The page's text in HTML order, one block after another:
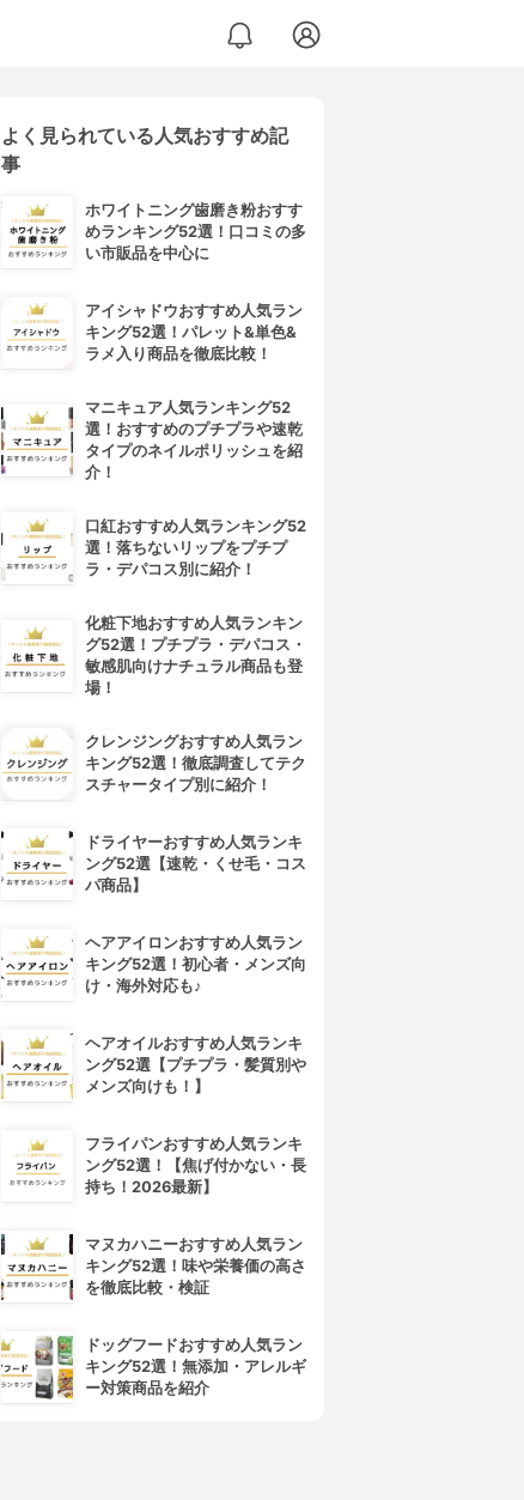
4位
よく見られている人気おすすめ記
事
ホワイトニング歯磨き粉おすす
めランキング52選！口コミの多
い市販品を中心に
アイシャドウおすすめ人気ラン
キング52選！パレット&単色&
ラメ入り商品を徹底比較！
マニキュア人気ランキング52
選！おすすめのプチプラや速乾
タイプのネイルポリッシュを紹
介！
口紅おすすめ人気ランキング52
選！落ちないリップをプチプ
ラ・デパコス別に紹介！
化粧下地おすすめ人気ランキン
グ52選！プチプラ・デパコス・
敏感肌向けナチュラル商品も登
場！
クレンジングおすすめ人気ラン
キング52選！徹底調査してテク
スチャータイプ別に紹介！
ドライヤーおすすめ人気ランキ
ング52選【速乾・くせ毛・コス
パ商品】
ヘアアイロンおすすめ人気ラン
キング52選！初心者・メンズ向
け・海外対応も♪
ヘアオイルおすすめ人気ランキ
ング52選【プチプラ・髪質別や
メンズ向けも！】
フライパンおすすめ人気ランキ
ング52選！【焦げ付かない・長
持ち！2026最新】
マヌカハニーおすすめ人気ラン
キング52選！味や栄養価の高さ
を徹底比較・検証
ドッグフードおすすめ人気ラン
キング52選！無添加・アレルギ
ー対策商品を紹介